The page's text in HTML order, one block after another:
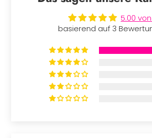
5.00
basierend auf 3